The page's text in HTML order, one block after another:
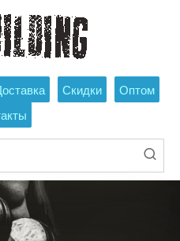
Скидки
Оптом